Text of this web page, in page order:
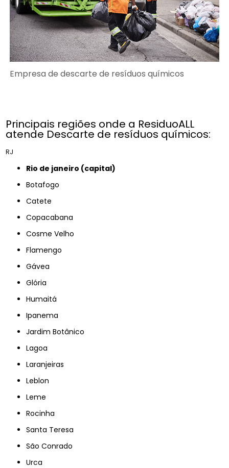
Empresa de descarte de resíduos químicos
Principais regiões onde a ResiduoALL
atende Descarte de resíduos químicos:
RJ
rio de janeiro (capital)
Botafogo
Catete
Copacabana
Cosme Velho
Flamengo
Gávea
Glória
Humaitá
Ipanema
Jardim Botânico
Lagoa
Laranjeiras
Leblon
Leme
Rocinha
Santa Teresa
São Conrado
Urca